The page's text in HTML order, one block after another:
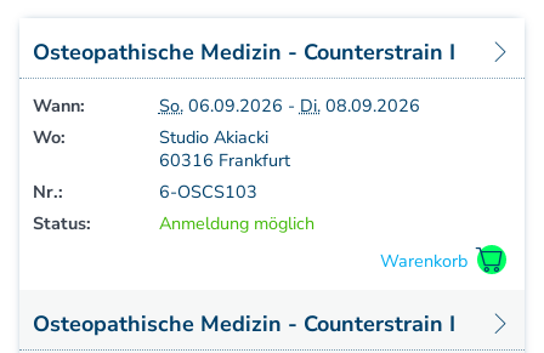
Aufbaukurs Modul 5
Aufbaukurs Modul 6
Aufbaukurs Modul 7
Aufbaukurs Modul 8
Fortbildung & Zusatzkurse
Refresherkurse Manuelle Medizin
Kinesio-Sport-Taping
Krankengymnastik am Gerät
Fortbildung - Osteopathie
Osteopathische Medizin - Counterstrain I
Wann: So.06.09.2026 - Di.08.09.2026
Wo:
Studio Akiacki
60316 Frankfurt
Nr.:
6-OSCS103
Status:
Anmeldung möglich
Osteopathische Medizin - Counterstrain I